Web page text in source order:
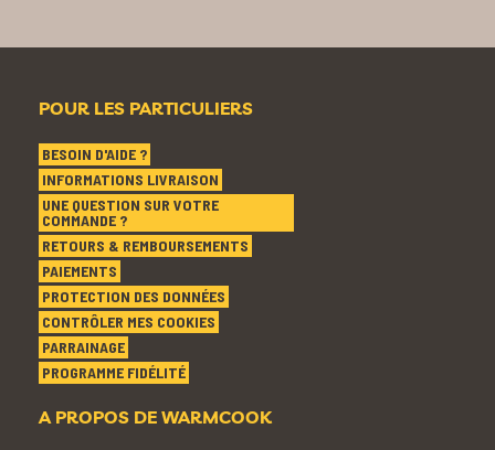
POUR LES PARTICULIERS
BESOIN D'AIDE ?
INFORMATIONS LIVRAISON
UNE QUESTION SUR VOTRE
COMMANDE ?
RETOURS & REMBOURSEMENTS
PAIEMENTS
PROTECTION DES DONNÉES
CONTRÔLER MES COOKIES
PARRAINAGE
PROGRAMME FIDÉLITÉ
A PROPOS DE WARMCOOK